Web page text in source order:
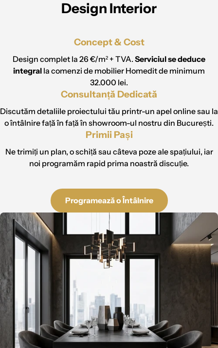
Design Interior
Concept & Cost
Design complet la 26 €/m² + TVA.Serviciul se deduce
integral la comenzi de mobilier Homedit de minimum
32.000 lei.
Consultanță Dedicată
Discutăm detaliile proiectului tău printr-un apel online sau la
o întâlnire față în față în showroom-ul nostru din București.
Primii Pași
Ne trimiți un plan, o schiță sau câteva poze ale spațiului, iar
noi programăm rapid prima noastră discuție.
Programează o Întâlnire